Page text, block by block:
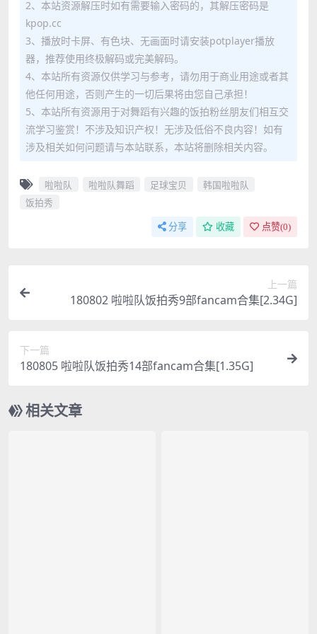
2、本站资源解压时如有需要输入密码的，其解压密码是
kpop.cc
3、播放时卡屏、有色块、无画面时请安装potplayer播放
器，推荐使用终极解码或完美解码。
4、本站所有资源仅供学习与参考，请勿用于商业用途或者其
他任何用途，否则产生的一切后果将由您自己承担！
5、本站所有资源用于对舞蹈有兴趣的饭拍粉丝朋友们相互交
流学习鉴赏！不涉及知识产权！无涉及低俗不良内容！如有
涉及相关如何问题请与本站联系，本站将删除相关内容。
啦啦队 啦啦队舞蹈 足球宝贝
韩国啦啦队
饭拍秀
分享 收藏 点赞(0)
上一篇
180802 啦啦队饭拍秀9部fancam合集[2.34G]
下一篇
180805 啦啦队饭拍秀14部fancam合集[1.35G]
相关文章